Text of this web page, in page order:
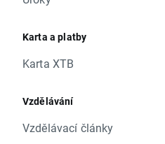
Karta a platby
Karta XTB
Vzdělávání
Vzdělávací články